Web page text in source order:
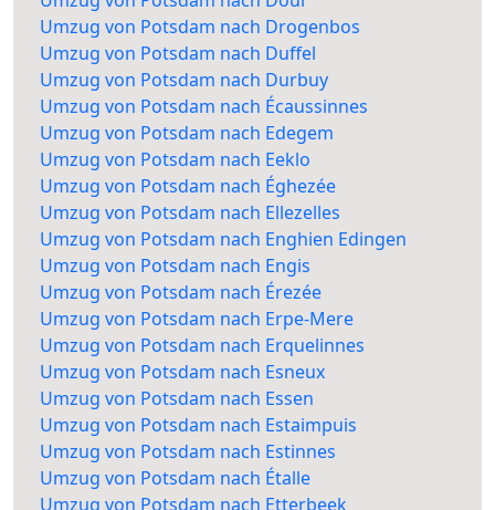
Umzug von Potsdam nach Drogenbos
Umzug von Potsdam nach Duffel
Umzug von Potsdam nach Durbuy
Umzug von Potsdam nach Écaussinnes
Umzug von Potsdam nach Edegem
Umzug von Potsdam nach Eeklo
Umzug von Potsdam nach Éghezée
Umzug von Potsdam nach Ellezelles
Umzug von Potsdam nach Enghien Edingen
Umzug von Potsdam nach Engis
Umzug von Potsdam nach Érezée
Umzug von Potsdam nach Erpe-Mere
Umzug von Potsdam nach Erquelinnes
Umzug von Potsdam nach Esneux
Umzug von Potsdam nach Essen
Umzug von Potsdam nach Estaimpuis
Umzug von Potsdam nach Estinnes
Umzug von Potsdam nach Étalle
Umzug von Potsdam nach Etterbeek